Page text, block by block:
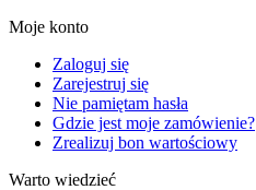
Moje konto
Zaloguj się
Zarejestruj się
Nie pamiętam hasła
Gdzie jest moje zamówienie?
Zrealizuj bon wartościowy
Warto wiedzieć